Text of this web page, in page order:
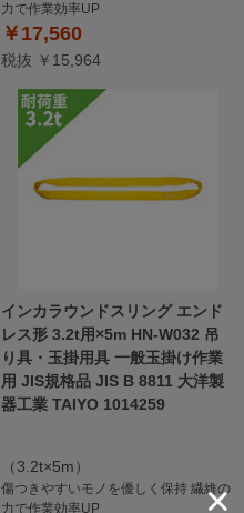
力で作業効率UP
￥17,560
税抜 ￥15,964
インカラウンドスリング エンド
レス形 3.2t用×5m HN-W032 吊
り具・玉掛用具 一般玉掛け作業
用 JIS規格品 JIS B 8811 大洋製
器工業 TAIYO 1014259
（3.2t×5m）
傷つきやすいモノを優しく保持 繊維の
力で作業効率UP